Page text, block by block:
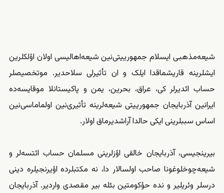
شیعه‌‌‌مذهبی ایسلام جمهورییتی‌نین شیعه‌‌‌اهالیسی اولان اؤلکلرین
ایشلرینه قاریشماقدا ایلک و ان تأثیرلی سلاحدیر. موتخصیصلر
حساب ائدیرلر کی، عراق، بحرین، یمن و پاکیستانلا موقایسه‌‌ده
ایرانین آذربایجان جمهورییتی شیعه‌‌‌لرینه تأثیری‌نین اولماماسی‌نین
اساس سببلرینی ایکی حالدا آراشدیرماق اولار.
بیرینجیسی، آذربایجان خالقی اؤزلرینی مسلمان حساب ائتسه‌لر و
شیعه‌‌‌چوخلوغونا صاحب اولسالار دا، نه مکتبلرده اؤیرنجیلره دینی
درسلر وئریلیر و نده حؤکومتین بئله بیر مقصدی واردیر. آذربایجان